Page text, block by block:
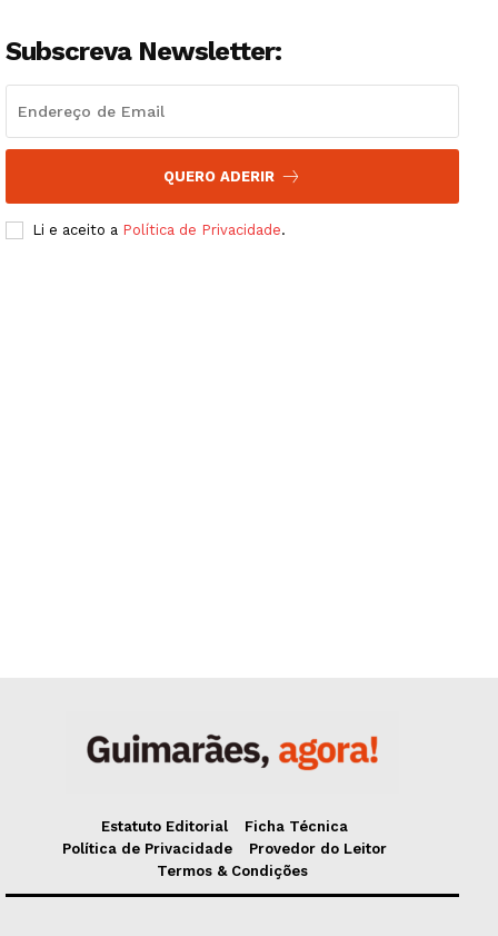
Subscreva Newsletter:
QUERO ADERIR
Li e aceito a Política de Privacidade.
Estatuto Editorial
Ficha Técnica
Política de Privacidade
Provedor do Leitor
Termos & Condições